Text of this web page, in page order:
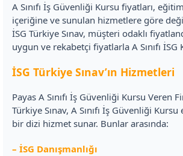
A Sınıfı İş Güvenliği Kursu fiyatları,
içeriğine ve sunulan hizmetlere göre
İSG Türkiye Sınav, müşteri odaklı
uygun ve rekabetçi fiyatlarla A Sınıfı İSG
İSG Türkiye Sınav’ın Hizmetleri
Payas A Sınıfı İş Güvenliği Kursu Veren
Türkiye Sınav, A Sınıfı İş Güvenliği
bir dizi hizmet sunar. Bunlar arasında:
– İSG Danışmanlığı